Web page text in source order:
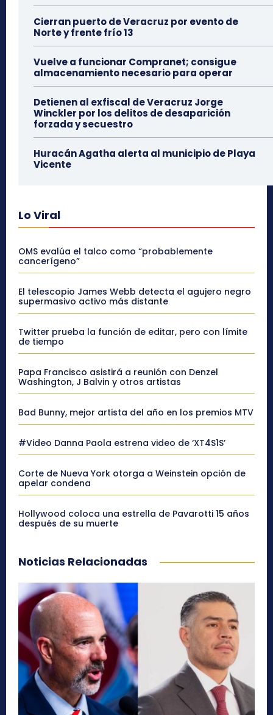
Cierran puerto de Veracruz por evento de
Norte y frente frío 13
Vuelve a funcionar Compranet; consigue
almacenamiento necesario para operar
Detienen al exfiscal de Veracruz Jorge
Winckler por los delitos de desaparición
forzada y secuestro
Huracán Agatha alerta al municipio de Playa
Vicente
Lo Viral
OMS evalúa el talco como “probablemente
cancerígeno”
El telescopio James Webb detecta el agujero negro
supermasivo activo más distante
Twitter prueba la función de editar, pero con límite
de tiempo
Papa Francisco asistirá a reunión con Denzel
Washington, J Balvin y otros artistas
Bad Bunny, mejor artista del año en los premios MTV
#Video Danna Paola estrena video de ‘XT4S1S’
Corte de Nueva York otorga a Weinstein opción de
apelar condena
Hollywood coloca una estrella de Pavarotti 15 años
después de su muerte
Noticias Relacionadas